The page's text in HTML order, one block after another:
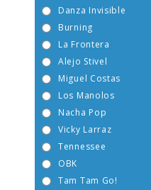
Danza Invisible
Burning
La Frontera
Alejo Stivel
Miguel Costas
Los Manolos
Nacha Pop
Vicky Larraz
Tennessee
OBK
Tam Tam Go!